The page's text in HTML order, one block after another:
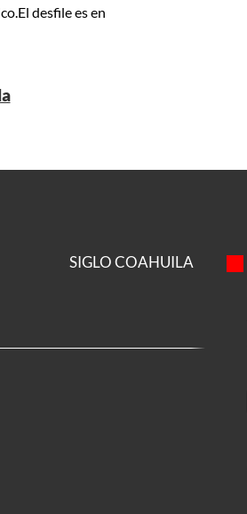
desfile es en
SIGLO COAHUILA